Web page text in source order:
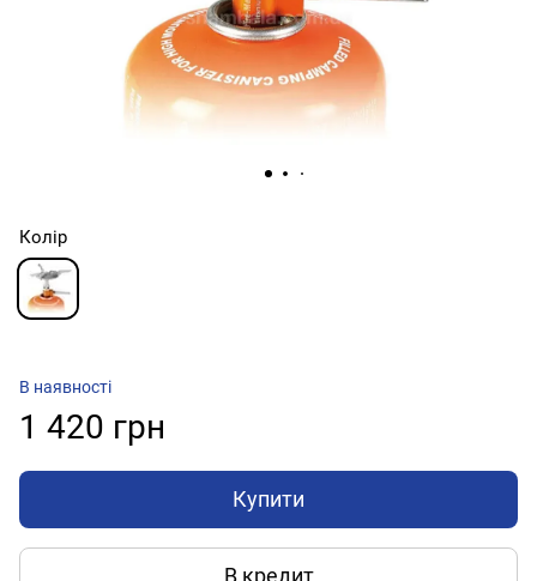
Колір
В наявності
1 420 грн
Купити
В кредит